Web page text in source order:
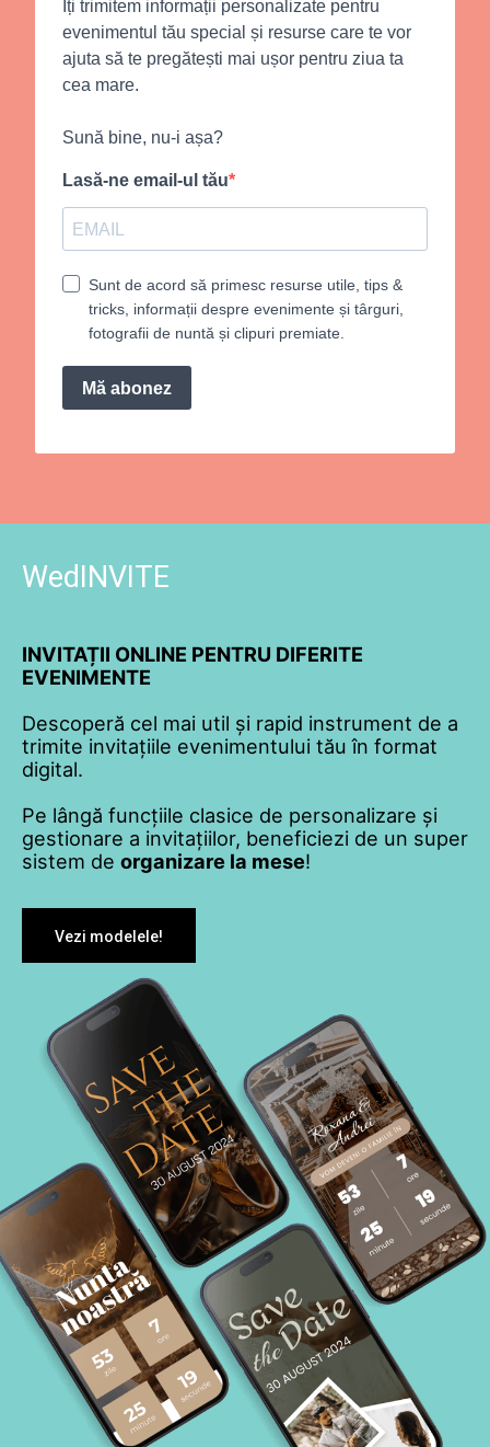
Îți trimitem informații personalizate pentru
evenimentul tău special și resurse care te vor
ajuta să te pregătești mai ușor pentru ziua ta
cea mare.
Sună bine, nu-i așa?
Lasă-ne email-ul tău
Sunt de acord să primesc resurse utile, tips &
tricks, informații despre evenimente și târguri,
fotografii de nuntă și clipuri premiate.
Mă abonez
WedINVITE
INVITAȚII ONLINE PENTRU DIFERITE
EVENIMENTE
Descoperă cel mai util și rapid instrument de a
trimite invitațiile evenimentului tău în format
digital.
Pe lângă funcțiile clasice de personalizare și
gestionare a invitațiilor, beneficiezi de un super
sistem de organizare la mese!
Vezi modelele!